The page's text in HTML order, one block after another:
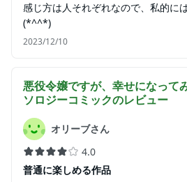
感じ方は人それぞれなので、私的に
(*^^*)
2023/12/10
悪役令嬢ですが、幸せになっ
ソロジーコミックのレビュー
オリーブさん
4.0
普通に楽しめる作品